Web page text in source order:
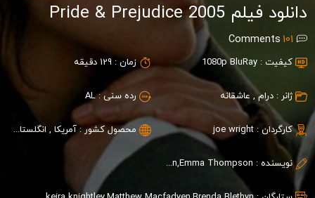
دانلود فیلم Pride & Prejudice 2005
101
Comments
کیفیت : 1080p BluRay زمان : 129 دقیقه
ژانر : درام, عاشقانه رده سنی : AL
کارگردان : joe wright محصول کشور : آمریکا, انگلستان
نویسنده : Deborah Moggach,Jane Austen,Emma Thompson